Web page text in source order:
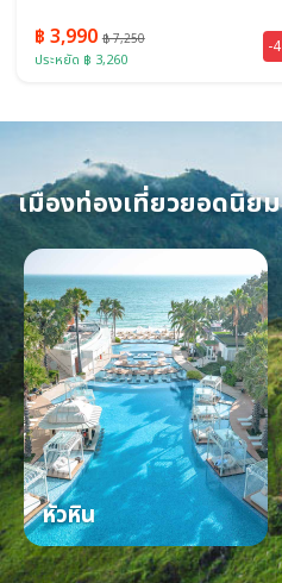
฿ 3,990฿ 7,250
ประหยัด ฿ 3,260
-
เมืองท่องเที่ยวยอดนิยม
หัวหิน